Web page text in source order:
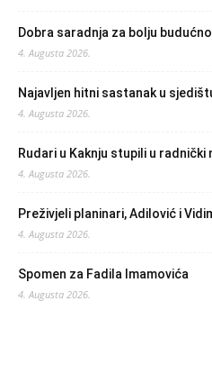
Dobra saradnja za bolju
4. Augusta 2026.
Najavljen hitni sastanak u
4. Augusta 2026.
Rudari u Kaknju stupili u radnički
4. Augusta 2026.
Preživjeli planinari, Adilović i
4. Augusta 2026.
Spomen za Fadila Imamovića
4. Augusta 2026.